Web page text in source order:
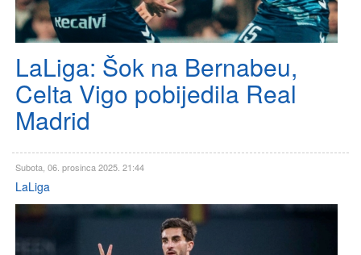
LaLiga: Šok na Bernabeu,
Celta Vigo pobijedila Real
Madrid
Subota, 06. prosinca 2025. 21:44
LaLiga